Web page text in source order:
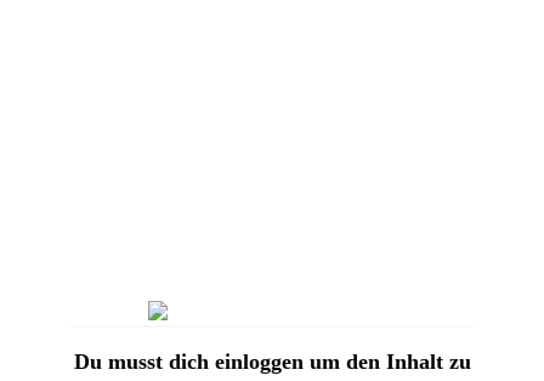
Du musst dich einloggen um den Inhalt zu